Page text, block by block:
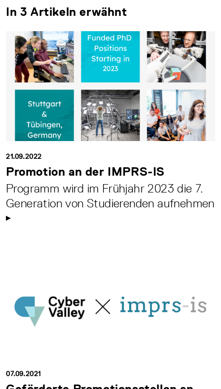
In 3 Artikeln erwähnt
21.09.2022
Promotion an der IMPRS-IS
Programm wird im Frühjahr 2023 die 7.
Generation von Studierenden aufnehmen
07.09.2021